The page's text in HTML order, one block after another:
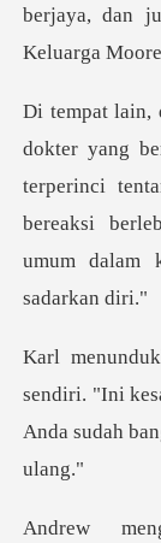
berjaya, dan
terperinci
bereaksi
ri. "Ini
An